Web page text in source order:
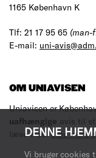
DENNE
Vi bruger cookies
1165 København K
Tlf: 21 17 95 65 (man-
E-mail: uni-
OM UNIAVISEN
Uniavisen er
uafhængige avis til
læse med.Læs mere